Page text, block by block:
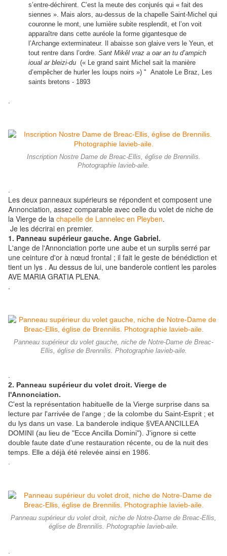
s’entre-déchirent. C’est la meute des conjurés qui « fait des
siennes ». Mais alors, au-dessus de la chapelle Saint-Michel qui
couronne le mont, une lumière subite resplendit, et l’on voit
apparaître dans cette auréole la forme gigantesque de
l’Archange exterminateur. Il abaisse son glaive vers le Yeun, et
tout rentre dans l’ordre. Sant Mikêl vraz a oar an tu d’ampich
ioual ar bleizi-du (« Le grand saint Michel sait la manière
d’empêcher de hurler les loups noirs ») " Anatole Le Braz, Les
saints bretons - 1893
Inscription Nostre Dame de Breac-Ellis, église de Brennilis.
Photographie lavieb-aile.
Les deux panneaux supérieurs se répondent et composent une
Annonciation, assez comparable avec celle du volet de niche de
la Vierge de la chapelle de Lannelec en Pleyben.
Je les décrirai en premier.
1. Panneau supérieur gauche. Ange Gabriel.
L'ange de l'Annonciation porte une aube et un surplis serré par
une ceinture d'or à nœud frontal ; il fait le geste de bénédiction et
tient un lys . Au dessus de lui, une banderole contient les paroles
AVE MARIA GRATIA PLENA.
.
Panneau supérieur du volet gauche, niche de Notre-Dame de Breac-
Ellis, église de Brennilis. Photographie lavieb-aile.
2. Panneau supérieur du volet droit. Vierge de
l'Annonciation.
C'est la représentation habituelle de la Vierge surprise dans sa
lecture par l'arrivée de l'ange ; de la colombe du Saint-Esprit ; et
du lys dans un vase. La banderole indique §VEA ANCILLEA
DOMINI (au lieu de "Ecce Ancilla Domini"). J'ignore si cette
double faute date d'une restauration récente, ou de la nuit des
temps. Elle a déjà été relevée ainsi en 1986.
Panneau supérieur du volet droit, niche de Notre-Dame de Breac-Ellis,
église de Brennilis. Photographie lavieb-aile.